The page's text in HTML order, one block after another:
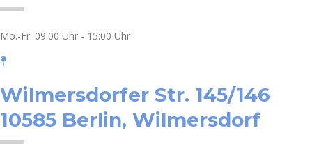
Mo.-Fr. 09:00 Uhr - 15:00 Uhr
Wilmersdorfer Str. 145/146
10585 Berlin, Wilmersdorf